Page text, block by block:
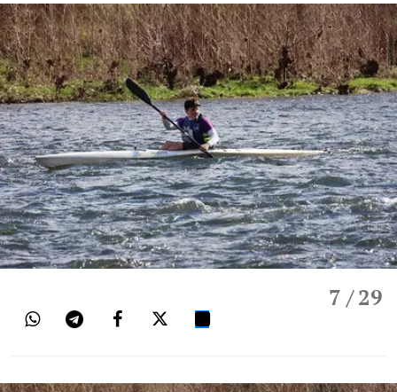
7 / 29